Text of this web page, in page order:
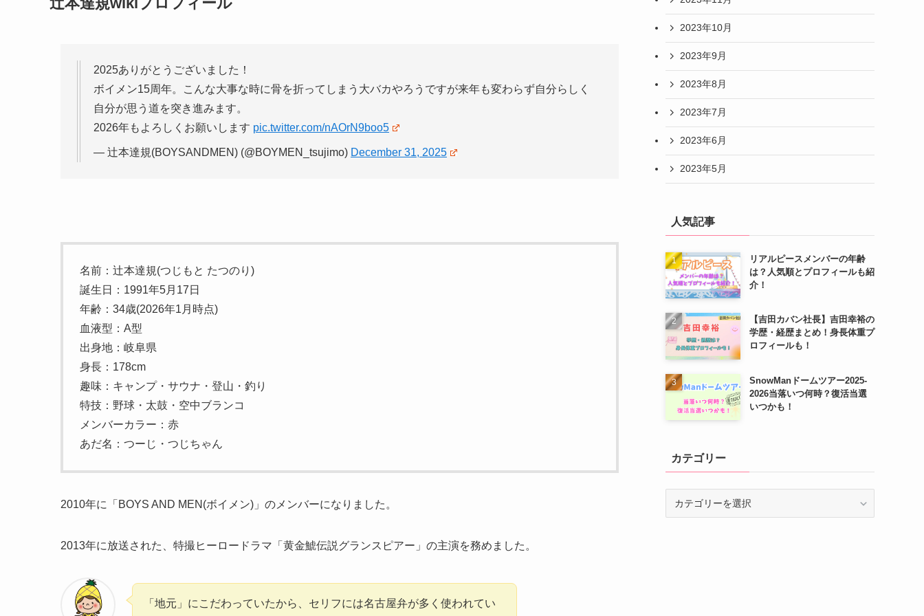
2025ありがとうございました！
ボイメン15周年。こんな大事な時に骨を折ってしまう大バカやろうですが来年も変わらず自分らしく
自分が思う道を突き進みます。
2026年もよろしくお願いします pic.twitter.com/nAOrN9boo5
— 辻本達規(BOYSANDMEN) (@BOYMEN_tsujimo) December 31, 2025
名前：辻本達規(つじもと たつのり)
誕生日：1991年5月17日
年齢：34歳(2026年1月時点)
血液型：A型
出身地：岐阜県
身長：178cm
趣味：キャンプ・サウナ・登山・釣り
特技：野球・太鼓・空中ブランコ
メンバーカラー：赤
あだ名：つーじ・つじちゃん
2010年に「BOYS AND MEN(ボイメン)」のメンバーになりました。
2013年に放送された、特撮ヒーロードラマ「黄金鯱伝説グランスピアー」の主演を務めました。
「地元」にこだわっていたから、セリフには名古屋弁が多く使われてい
2023年10月
2023年9月
2023年8月
2023年7月
2023年6月
2023年5月
人気記事
リアルピースメンバーの年齢
は？人気順とプロフィールも紹
介！
【吉田カバン社長】吉田幸裕の
学歴・経歴まとめ！身長体重プ
ロフィールも！
SnowManドームツアー2025-
2026当落いつ何時？復活当選
いつかも！
カテゴリー